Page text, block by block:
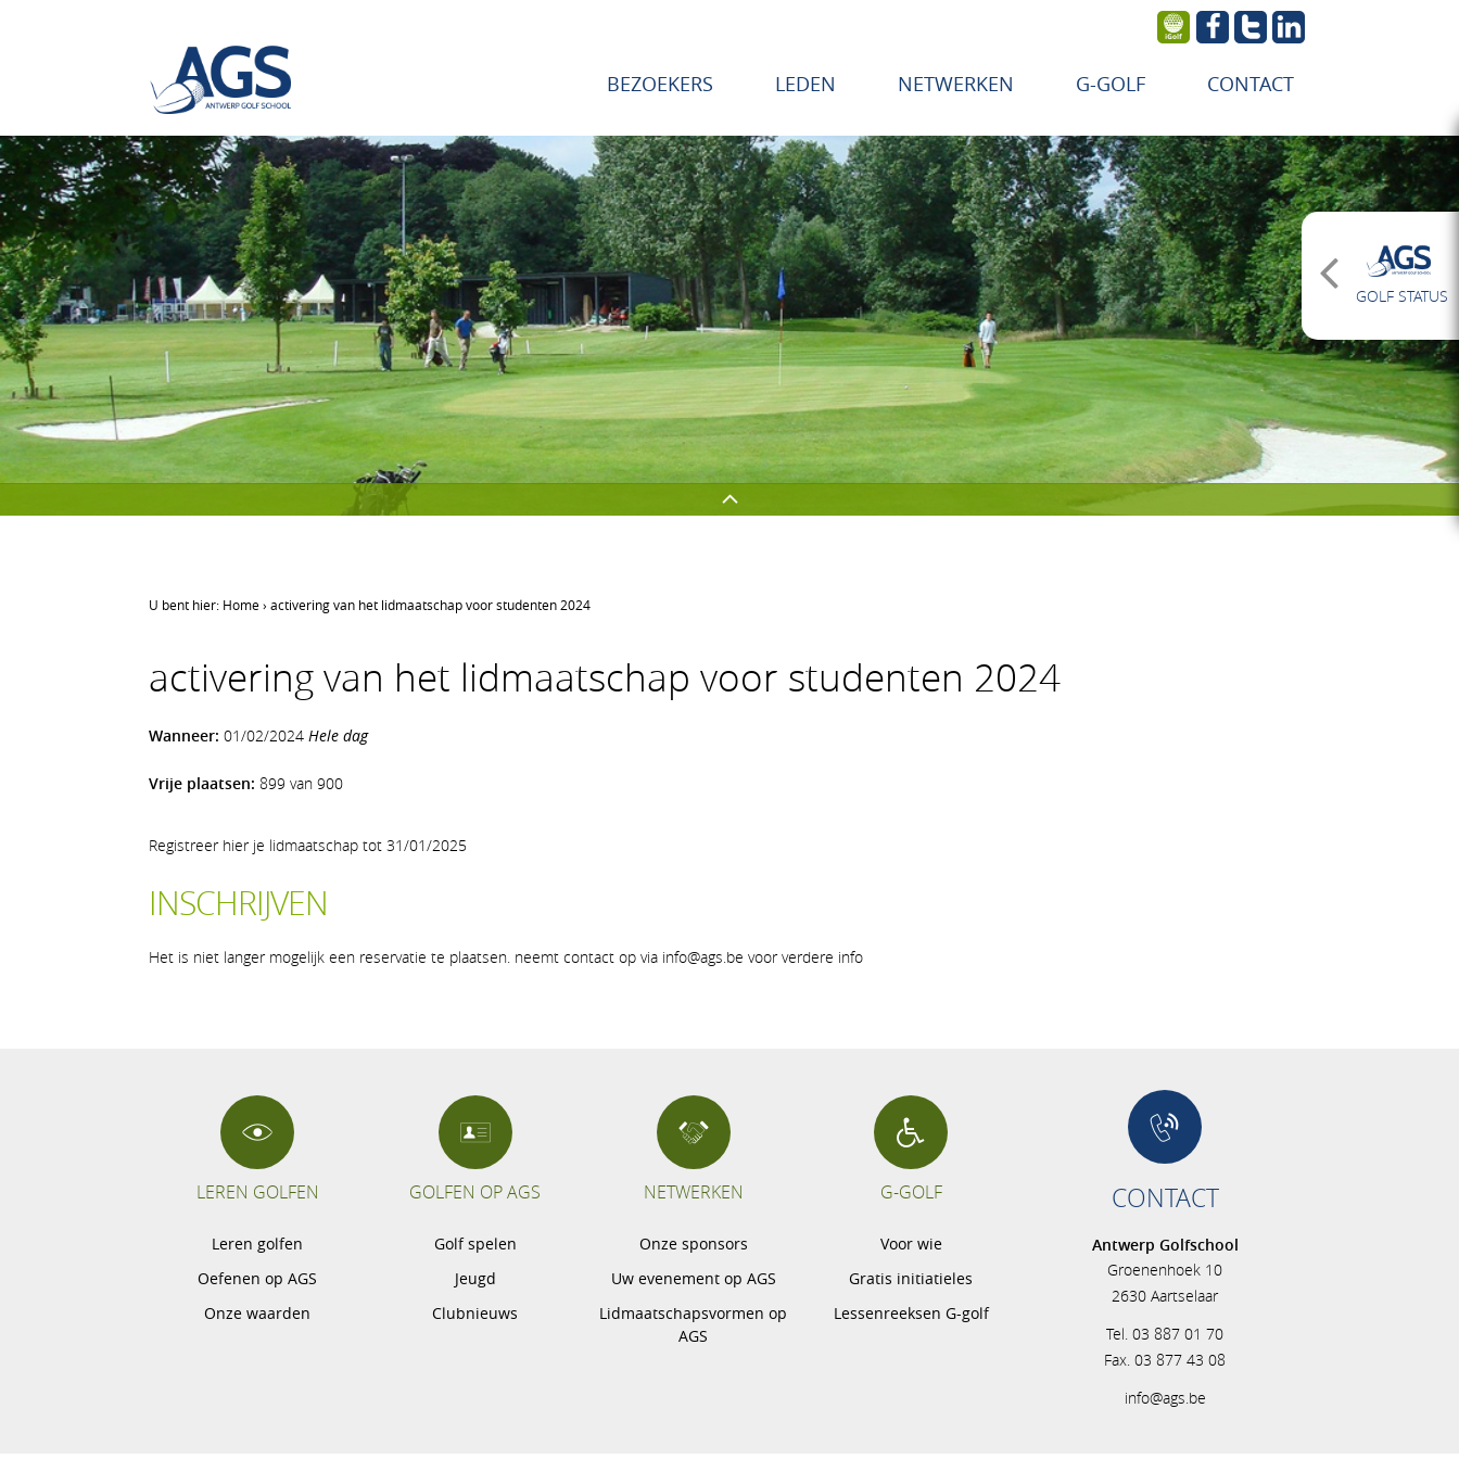
BEZOEKERS LEDEN NETWERKEN G-GOLF CONTACT
Leren golfen
Onze waarden
Golf spelen
Onze sponsors
GOLF STATUS
U bent hier: Home› activering van het lidmaatschap voor studenten 2024
activering van het lidmaatschap voor studenten 2024
Wanneer: 01/02/2024 Hele dag
Vrije plaatsen: 899 van 900
Registreer hier je lidmaatschap tot 31/01/2025
INSCHRIJVEN
Het is niet langer mogelijk een reservatie te plaatsen. neemt contact op via info@ags.be voor verdere info
LEREN GOLFEN
Leren golfen
Oefenen op AGS
Onze waarden
GOLFEN OP AGS
Golf spelen
Jeugd
Clubnieuws
NETWERKEN
Onze sponsors
Uw evenement op AGS
Lidmaatschapsvormen op
AGS
G-GOLF
Voor wie
Gratis initiatieles
Lessenreeksen G-golf
CONTACT
Antwerp Golfschool
Groenenhoek 10
2630 Aartselaar
Tel. 03 887 01 70
Fax. 03 877 43 08
info@ags.be